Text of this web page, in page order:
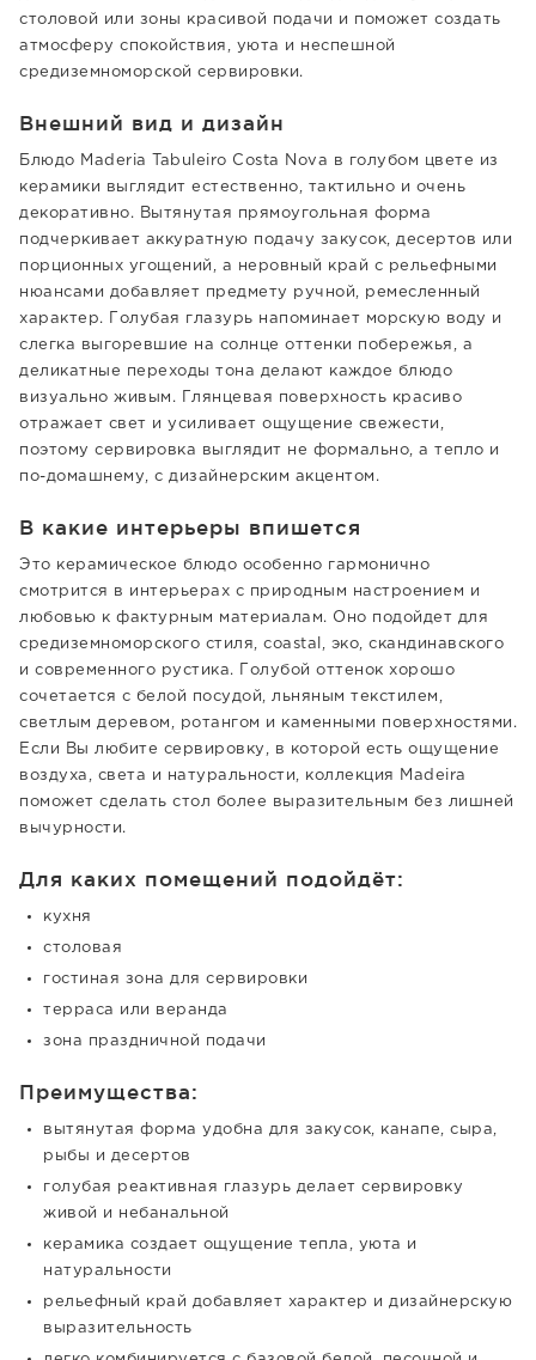
столовой или зоны красивой подачи и поможет создать
атмосферу спокойствия, уюта и неспешной
средиземноморской сервировки.
Внешний вид и дизайн
Блюдо Maderia Tabuleiro Costa Nova в голубом цвете из
керамики выглядит естественно, тактильно и очень
декоративно. Вытянутая прямоугольная форма
подчеркивает аккуратную подачу закусок, десертов или
порционных угощений, а неровный край с рельефными
нюансами добавляет предмету ручной, ремесленный
характер. Голубая глазурь напоминает морскую воду и
слегка выгоревшие на солнце оттенки побережья, а
деликатные переходы тона делают каждое блюдо
визуально живым. Глянцевая поверхность красиво
отражает свет и усиливает ощущение свежести,
поэтому сервировка выглядит не формально, а тепло и
по-домашнему, с дизайнерским акцентом.
В какие интерьеры впишется
Это керамическое блюдо особенно гармонично
смотрится в интерьерах с природным настроением и
любовью к фактурным материалам. Оно подойдет для
средиземноморского стиля, coastal, эко, скандинавского
и современного рустика. Голубой оттенок хорошо
сочетается с белой посудой, льняным текстилем,
светлым деревом, ротангом и каменными поверхностями.
Если Вы любите сервировку, в которой есть ощущение
воздуха, света и натуральности, коллекция Madeira
поможет сделать стол более выразительным без лишней
вычурности.
Для каких помещений подойдёт:
кухня
столовая
гостиная зона для сервировки
терраса или веранда
зона праздничной подачи
Преимущества:
вытянутая форма удобна для закусок, канапе, сыра,
рыбы и десертов
голубая реактивная глазурь делает сервировку
живой и небанальной
керамика создает ощущение тепла, уюта и
натуральности
рельефный край добавляет характер и дизайнерскую
выразительность